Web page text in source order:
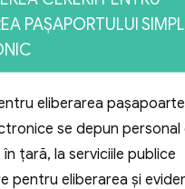
sau, după caz, a
legal ori în temeiul
preşedinţiale date în
civilă, republicată, cu
ulterioare, prin care
la exercitarea
PAŞAPORTULUI
eliberarea
se depun
ţară, la serviciile publice
pentru eliberarea şi